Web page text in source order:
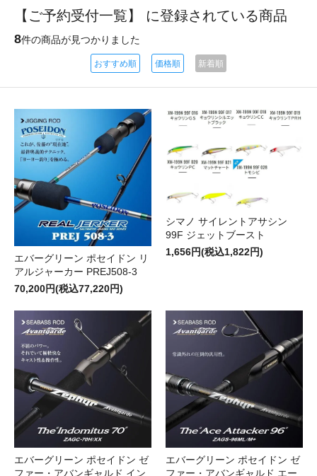
【ご予約受付一覧】 に登録されている商品
8件の商品が見つかりました
おすすめ順 価格順 新着順
エバーグリーン ポセイドン リ
アルジャーカー PREJ508-3
70,200円(税込77,220円)
シマノ サイレントアサシン
99F ジェットブースト
1,656円(税込1,822円)
エバーグリーン ポセイドン ゼ
ファー・アバンギャルド イン
エバーグリーン ポセイドン ゼ
ファー・アバンギャルド エー